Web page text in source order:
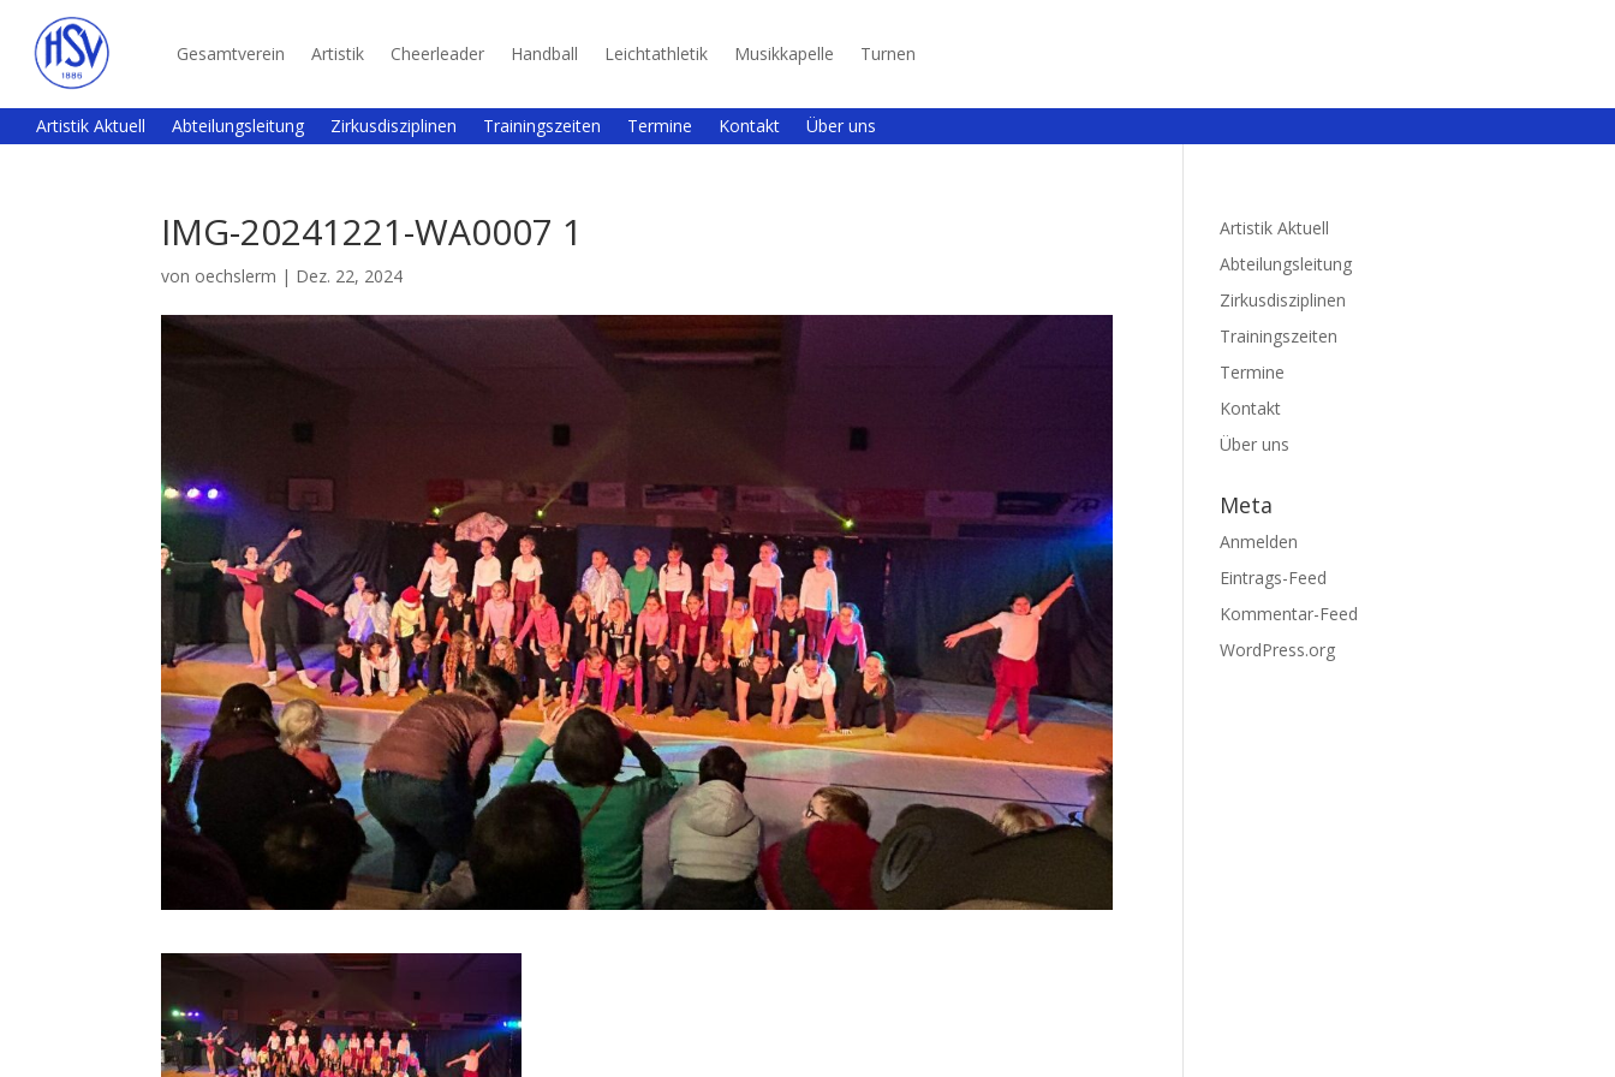
Gesamtverein Artistik Cheerleader Handball Leichtathletik Musikkapelle Turnen
Artistik Aktuell Abteilungsleitung Zirkusdisziplinen Trainingszeiten Termine Kontakt Über uns
IMG-20241221-WA0007 1
von oechslerm | Dez. 22, 2024
Artistik Aktuell
Abteilungsleitung
Zirkusdisziplinen
Trainingszeiten
Termine
Kontakt
Über uns
Meta
Anmelden
Eintrags-Feed
Kommentar-Feed
WordPress.org